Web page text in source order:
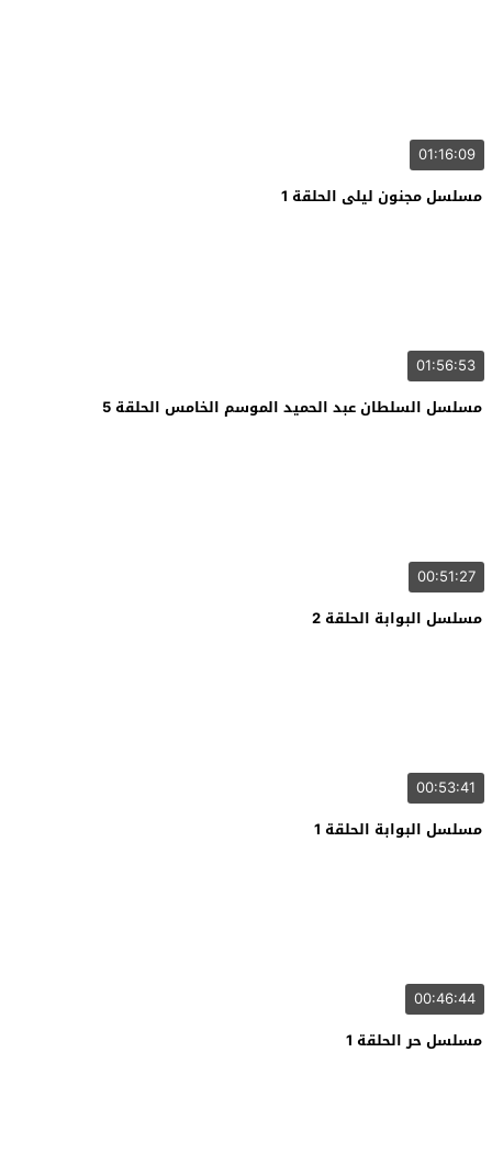
01:16:09
مسلسل مجنون ليلى الحلقة 1
01:56:53
مسلسل السلطان عبد الحميد الموسم الخامس الحلقة 5
00:51:27
مسلسل البوابة الحلقة 2
00:53:41
مسلسل البوابة الحلقة 1
00:46:44
مسلسل حر الحلقة 1